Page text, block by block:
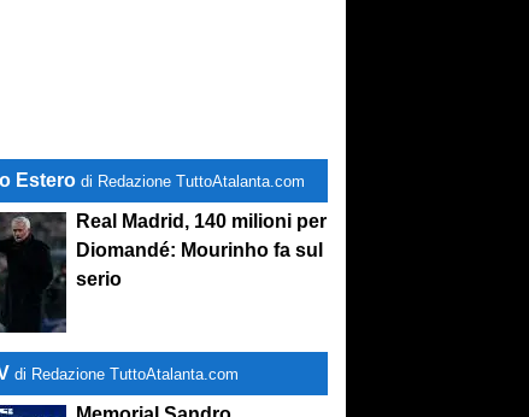
Estero di Redazione TuttoAtalanta.com
Real Madrid, 140 milioni per
Diomandé: Mourinho fa sul
serio
di Redazione TuttoAtalanta.com